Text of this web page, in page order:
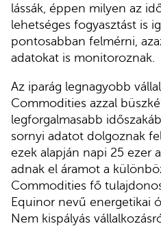
lássák, éppen milyen az
lehetséges fogyasztást is
pontosabban felmérni,
adatokat is monitoroznak.
Az iparág legnagyobb
Commodities azzal
legforgalmasabb
sornyi adatot dolgoznak
ezek alapján napi 25 ezer
adnak el áramot a
Commodities fő
Equinor nevű energetikai
Nem kispályás